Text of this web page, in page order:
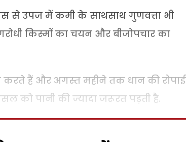
से उपज में कमी के साथसाथ गुणवत्ता भी
किस्मों का चयन और बीजोपचार का
हैं और अगस्त महीने तक धान की रोपाई
को पानी की ज्यादा जरूरत पड़ती है.